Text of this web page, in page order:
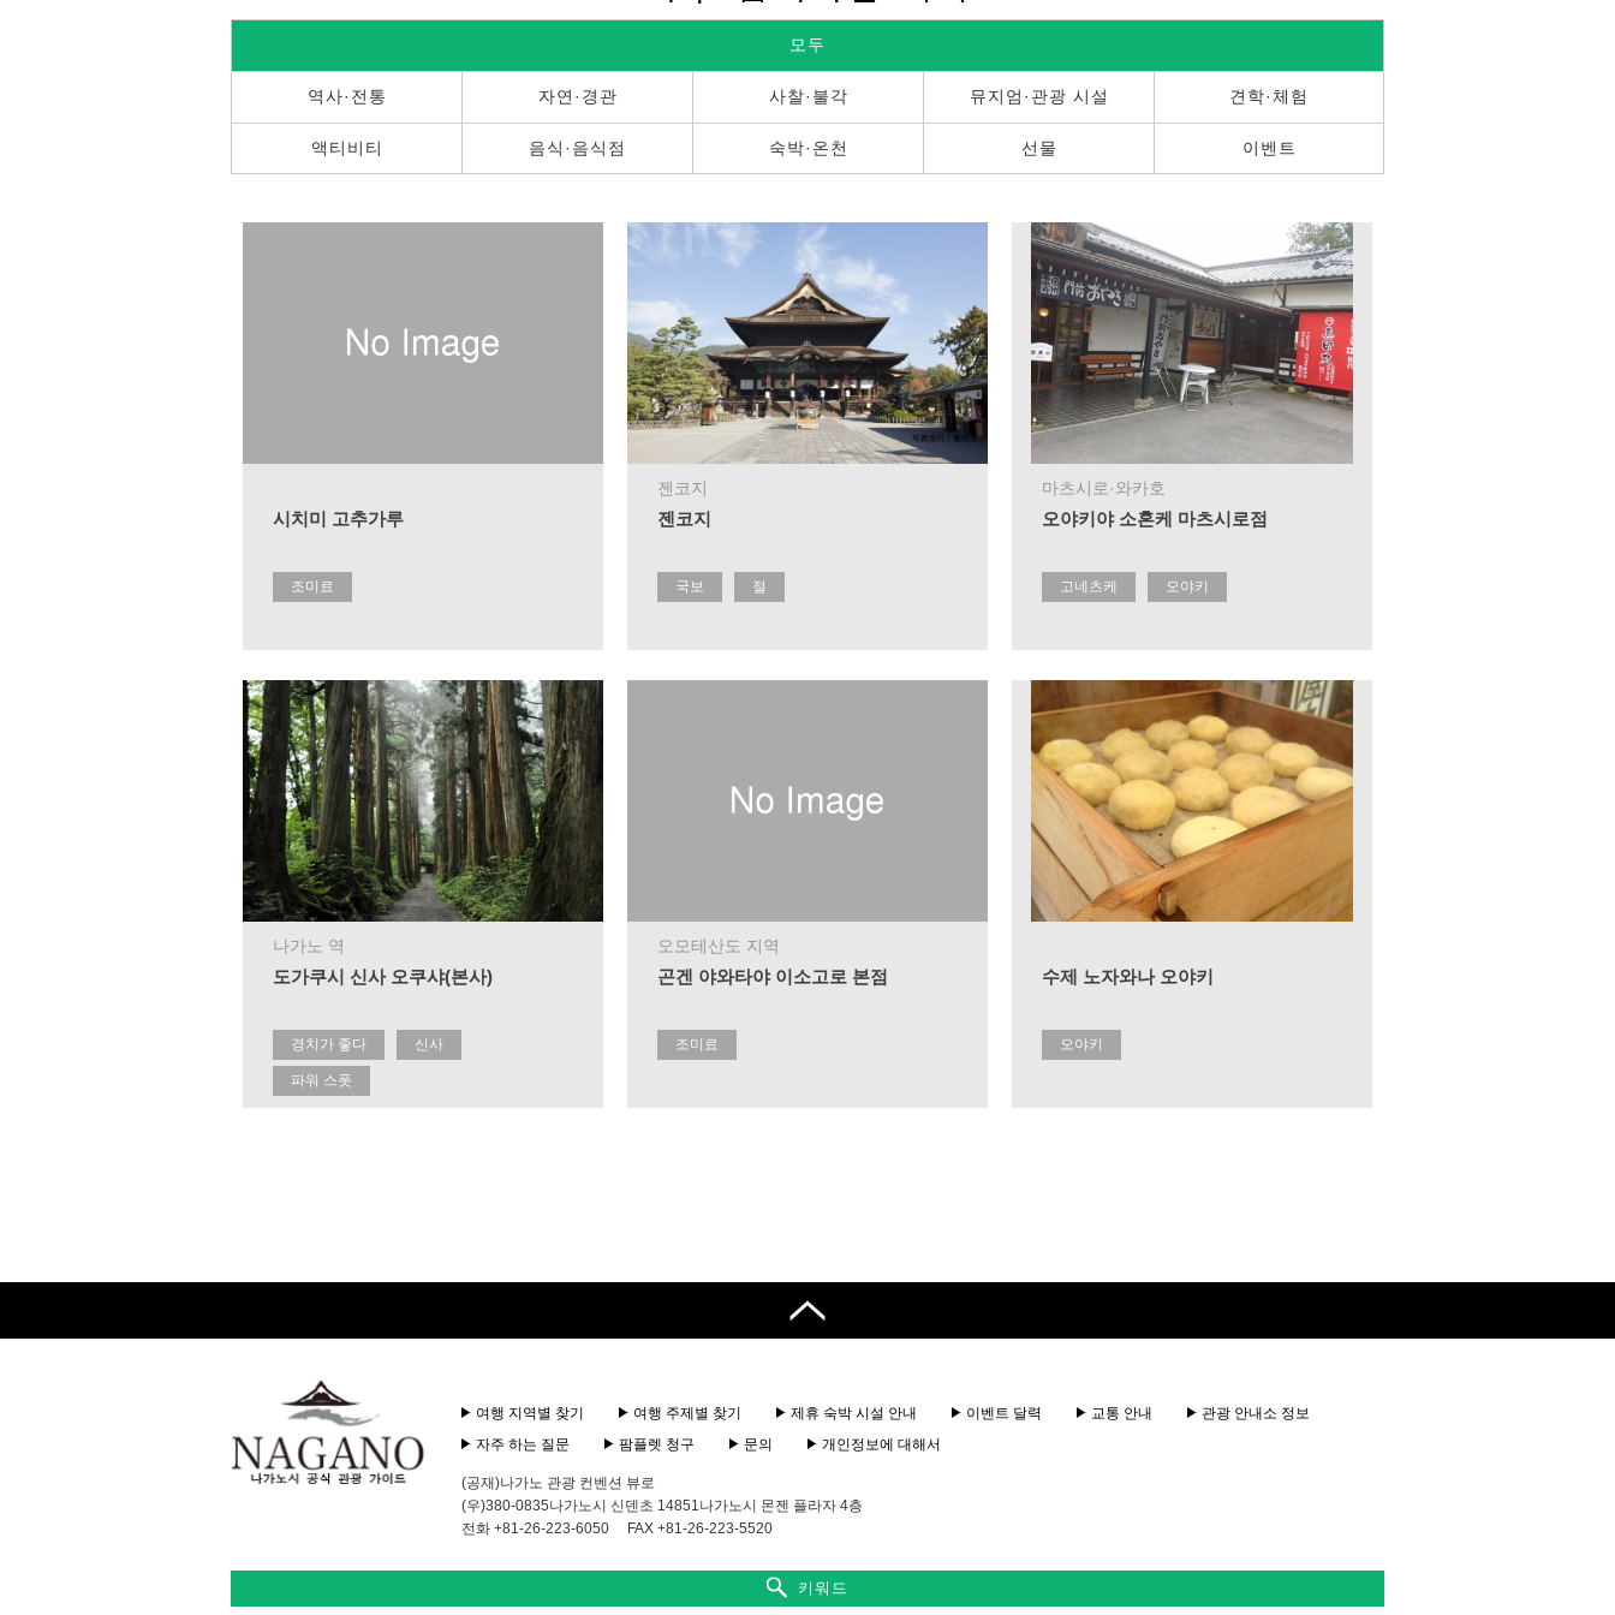
모두
역사·전통 자연·경관 사찰·불각 뮤지엄·관광 시설 견학·체험
액티비티 음식·음식점 숙박·온천 선물 이벤트
시치미 고추가루
조미료
젠코지
젠코지
국보 절
마츠시로·와카호
오야키야 소혼케 마츠시로점
고네츠케 오야키
나가노 역
도가쿠시 신사 오쿠샤(본사)
경치가 좋다 신사
파워 스폿
오모테산도 지역
곤겐 야와타야 이소고로 본점
조미료
수제 노자와나 오야키
오야키
여행 지역별 찾기 여행 주제별 찾기 제휴 숙박 시설 안내 이벤트 달력 교통 안내
관광 안내소 정보
자주 하는 질문
팜플렛 청구 문의 개인정보에 대해서
(공재)나가노 관광 컨벤션 뷰로
(우)380-0835나가노시 신덴초 14851나가노시 몬젠 플라자 4층
전화 +81-26-223-6050
FAX +81-26-223-5520
키워드